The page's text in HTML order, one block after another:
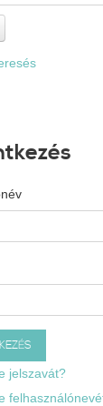
jelszavát?